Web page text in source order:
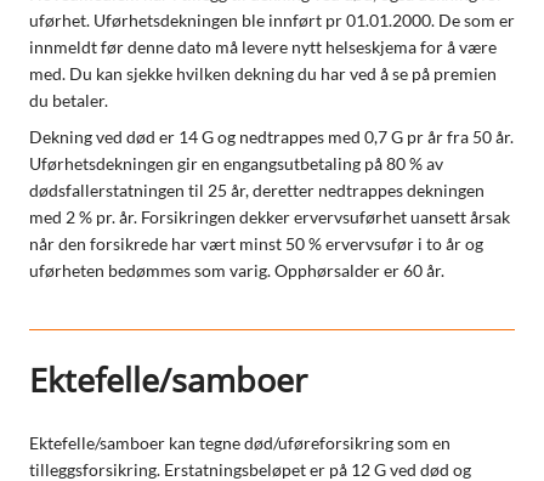
uførhet. Uførhetsdekningen ble innført pr 01.01.2000. De som er
innmeldt før denne dato må levere nytt helseskjema for å være
med. Du kan sjekke hvilken dekning du har ved å se på premien
du betaler.
Dekning ved død er 14 G og nedtrappes med 0,7 G pr år fra 50 år.
Uførhetsdekningen gir en engangsutbetaling på 80 % av
dødsfallerstatningen til 25 år, deretter nedtrappes dekningen
med 2 % pr. år. Forsikringen dekker ervervsuførhet uansett årsak
når den forsikrede har vært minst 50 % ervervsufør i to år og
uførheten bedømmes som varig. Opphørsalder er 60 år.
Ektefelle/samboer
Ektefelle/samboer kan tegne død/uføreforsikring som en
tilleggsforsikring. Erstatningsbeløpet er på 12 G ved død og